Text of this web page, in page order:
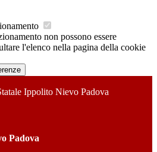
non possono essere
l'elenco nella pagina della cookie
Ippolito Nievo Padova
Padova